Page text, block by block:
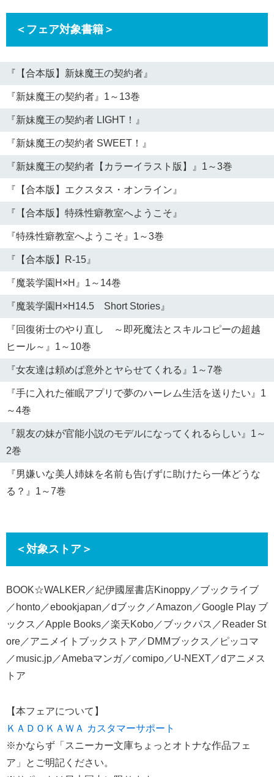
＜フェア対象書籍＞
『【合本版】新妹魔王の契約者』
『新妹魔王の契約者』1～13巻
『新妹魔王の契約者 LIGHT！』
『新妹魔王の契約者 SWEET！』
『新妹魔王の契約者【カラーイラスト版】』1～3巻
『【合本版】エクスタス・オンライン』
『【合本版】特殊性癖教室へようこそ』
『特殊性癖教室へようこそ』1～3巻
『【合本版】R-15』
『魔装学園H×H』1～14巻
『魔装学園H×H14.5 Short Stories』
『回復術士のやり直し ～即死魔法とスキルコピーの超越
ヒール～』1～10巻
『女友達は頼めば意外とヤらせてくれる』1～7巻
『手に入れた催眠アプリで夢のハーレム生活を送りたい』1
～4巻
『親友の妹が官能小説のモデルになってくれるらしい』1～
2巻
『男嫌いな美人姉妹を名前も告げずに助けたら一体どうな
る？』1～7巻
＜対象ストア＞
BOOK☆WALKER／紀伊國屋書店Kinoppy／ブックライブ
／honto／ebookjapan／dブック／Amazon／Google Play ブ
ックス／Apple Books／楽天Kobo／ブックパス／Reader St
ore／アニメイトブックストア／DMMブックス／ピッコマ
／music.jp／Amebaマンガ／comipo／U-NEXT／dアニメス
トア
【本フェアについて】
ＫＡＤＯＫＡＷＡ カスタマーサポート
※かならず「スニーカー文庫ちょっとオトナな作品フェ
ア」とご明記ください。